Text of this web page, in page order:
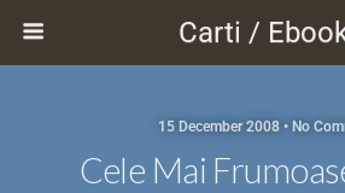
Carti /
15 December 2008 • No
Cele Mai